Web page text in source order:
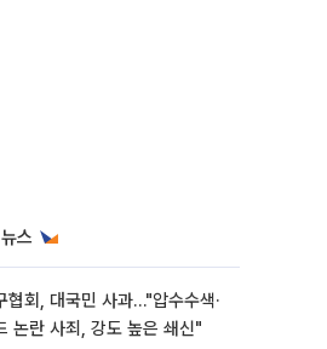
스
협회, 대국민 사과…"압수수색·
논란 사죄, 강도 높은 쇄신"